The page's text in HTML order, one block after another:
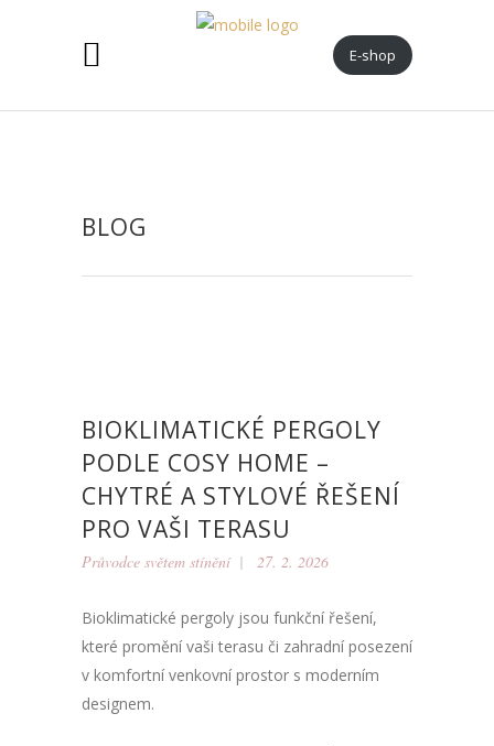
E-shop
BLOG
BIOKLIMATICKÉ PERGOLY
PODLE COSY HOME –
CHYTRÉ A STYLOVÉ ŘEŠENÍ
PRO VAŠI TERASU
Průvodce světem stínění 27. 2. 2026
Bioklimatické pergoly jsou funkční řešení,
které promění vaši terasu či zahradní posezení
v komfortní venkovní prostor s moderním
designem.